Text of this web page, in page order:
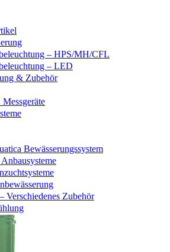
– HPS/MH/CFL
– LED
& Zubehör
Bewässerungssystem
Verschiedenes Zubehör